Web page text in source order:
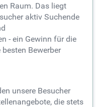
Raum. Das liegt
aktiv Suchende
- ein Gewinn für die
Bewerber
unsere Besucher
die stets